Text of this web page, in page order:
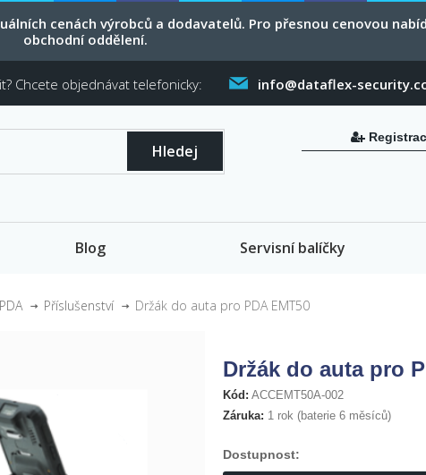
cenách výrobců a dodavatelů. Pro přesnou cenovou
obchodní oddělení.
Chcete objednávat telefonicky: info@dataflex-
Hledej
Blog Servisní balíčky
Příslušenství Držák do auta pro PDA EMT50
Držák do auta pro
Kód: ACCEMT50A-002
Záruka: 1 rok (baterie 6 měsíců)
Dostupnost: